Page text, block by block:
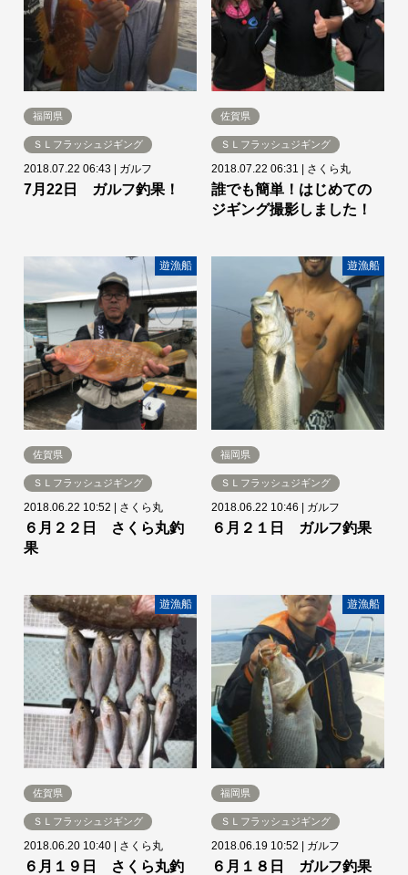
福岡県
ＳＬフラッシュジギング
2018.07.22 06:43 | ガルフ
7月22日 ガルフ釣果！
佐賀県
ＳＬフラッシュジギング
2018.07.22 06:31 | さくら丸
誰でも簡単！はじめての
ジギング撮影しました！
遊漁船
佐賀県
ＳＬフラッシュジギング
2018.06.22 10:52 | さくら丸
６月２２日 さくら丸釣
果
遊漁船
福岡県
ＳＬフラッシュジギング
2018.06.22 10:46 | ガルフ
６月２１日 ガルフ釣果
遊漁船
佐賀県
ＳＬフラッシュジギング
2018.06.20 10:40 | さくら丸
６月１９日 さくら丸釣
遊漁船
福岡県
ＳＬフラッシュジギング
2018.06.19 10:52 | ガルフ
６月１８日 ガルフ釣果